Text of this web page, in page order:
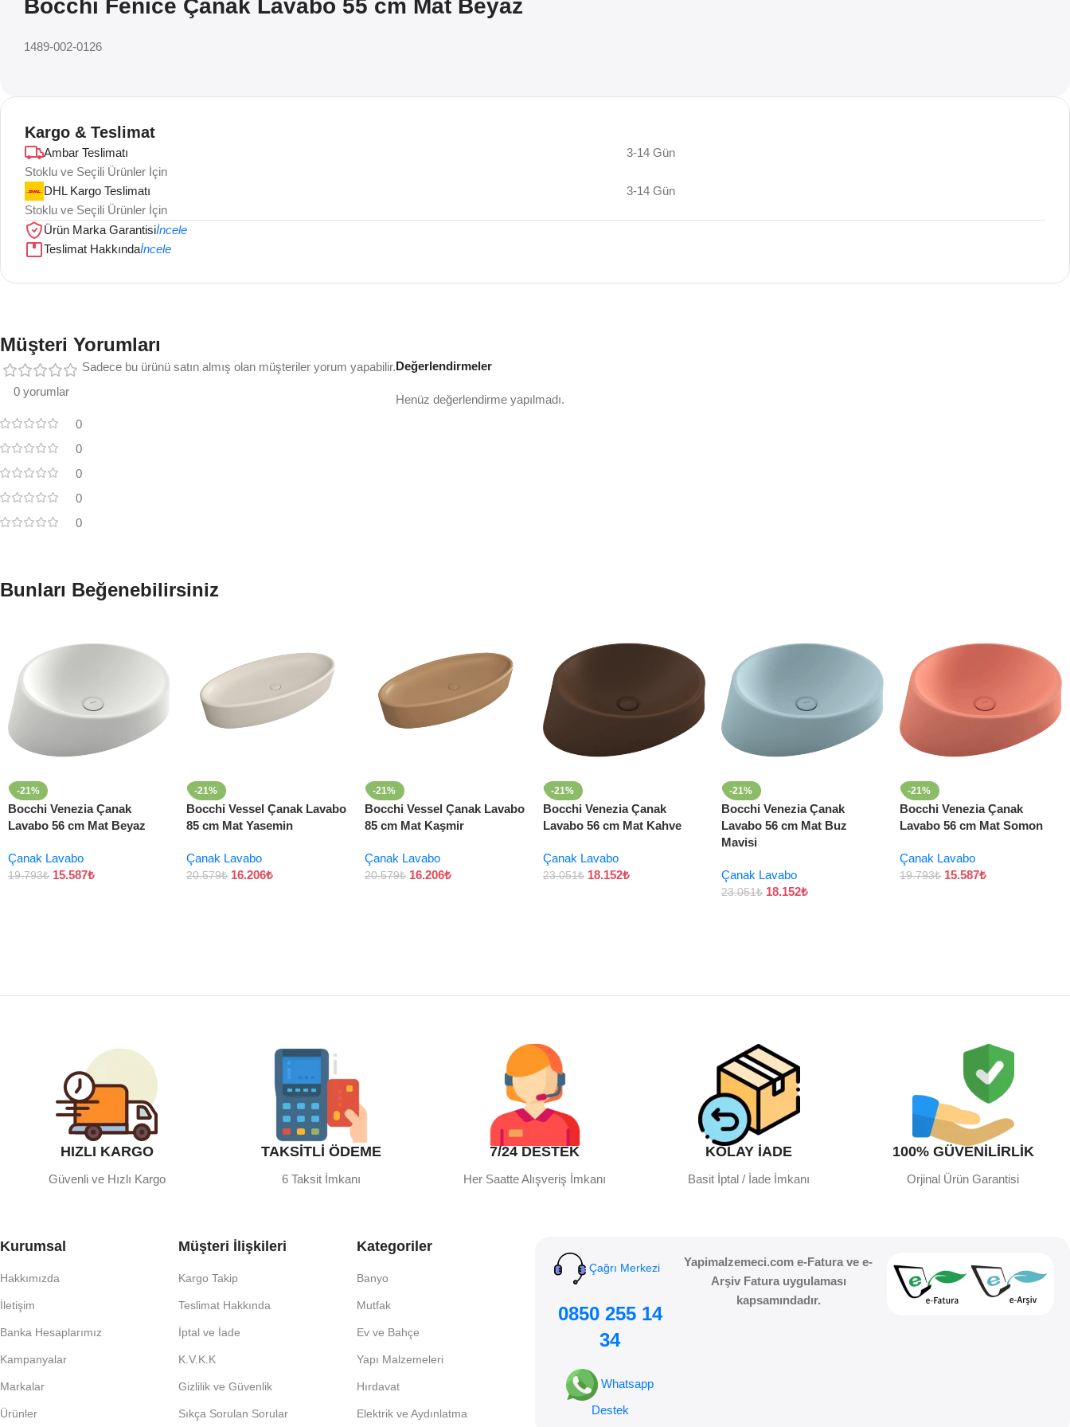
Bocchi Fenice Çanak Lavabo 55 cm Mat Beyaz
1489-002-0126
Kargo & Teslimat
Ambar Teslimatı
Stoklu ve Seçili Ürünler İçin
3-14 Gün
DHL Kargo Teslimatı
Stoklu ve Seçili Ürünler İçin
3-14 Gün
Ürün Marka Garantisiİncele
Teslimat Hakkındaİncele
Müşteri Yorumları
0 yorumlar
0
0
0
0
0
Değerlendirmeler
Henüz değerlendirme yapılmadı.
Sadece bu ürünü satın almış olan müşteriler yorum yapabilir.
Bunları Beğenebilirsiniz
-21%
Bocchi Venezia Çanak
Lavabo 56 cm Mat Beyaz
Çanak Lavabo
19.793₺ 15.587₺
-21%
Bocchi Vessel Çanak Lavabo
85 cm Mat Yasemin
Çanak Lavabo
20.579₺ 16.206₺
-21%
Bocchi Vessel Çanak Lavabo
85 cm Mat Kaşmir
Çanak Lavabo
20.579₺ 16.206₺
-21%
Bocchi Venezia Çanak
Lavabo 56 cm Mat Kahve
Çanak Lavabo
23.051₺ 18.152₺
-21%
Bocchi Venezia Çanak
Lavabo 56 cm Mat Buz
Mavisi
Çanak Lavabo
23.051₺ 18.152₺
-21%
Bocchi Venezia Çanak
Lavabo 56 cm Mat Somon
Çanak Lavabo
19.793₺ 15.587₺
HIZLI KARGO
Güvenli ve Hızlı Kargo
TAKSİTLİ ÖDEME
6 Taksit İmkanı
7/24 DESTEK
Her Saatte Alışveriş İmkanı
KOLAY İADE
Basit İptal / İade İmkanı
100% GÜVENİLİRLİK
Orjinal Ürün Garantisi
Kurumsal
Hakkımızda
İletişim
Banka Hesaplarımız
Kampanyalar
Markalar
Ürünler
Müşteri İlişkileri
Kargo Takip
Teslimat Hakkında
İptal ve İade
K.V.K.K
Gizlilik ve Güvenlik
Sıkça Sorulan Sorular
Kategoriler
Banyo
Mutfak
Ev ve Bahçe
Yapı Malzemeleri
Hırdavat
Elektrik ve Aydınlatma
Çağrı Merkezi
0850 255 14
34
Whatsapp
Destek
Yapimalzemeci.com e-Fatura ve e-
Arşiv Fatura uygulaması
kapsamındadır.